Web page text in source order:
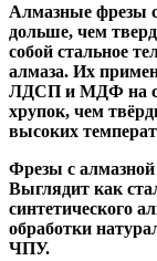
Алмазные фрезы
дольше, чем
собой стальное
алмаза. Их
ЛДСП и МДФ на
хрупок, чем
высоких
Фрезы с
Выглядит как
синтетического
обработки
ЧПУ.